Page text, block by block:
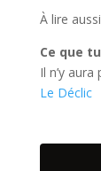
À lire
Ce que
Il n’y
Le Déclic